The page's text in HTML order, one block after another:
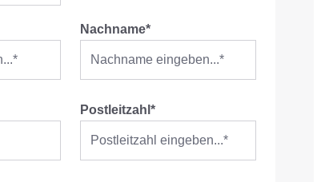
Nachname*
Postleitzahl*